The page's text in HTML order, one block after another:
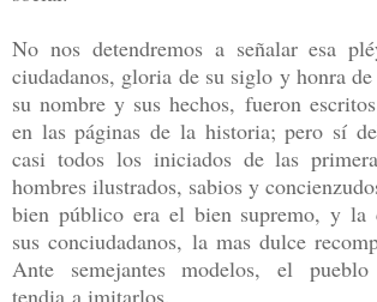
No nos detendremos a señalar esa
ciudadanos, gloria de su siglo y honra
su nombre y sus hechos, fueron
en las páginas de la historia; pero sí
casi todos los iniciados de las
hombres ilustrados, sabios y
bien público era el bien supremo, y la
sus conciudadanos, la mas dulce
Ante semejantes modelos, el
tendia a imitarlos.